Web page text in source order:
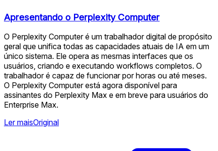
Apresentando o Perplexity Computer
O Perplexity Computer é um trabalhador digital de propósito
geral que unifica todas as capacidades atuais de IA em um
único sistema. Ele opera as mesmas interfaces que os
usuários, criando e executando workflows completos. O
trabalhador é capaz de funcionar por horas ou até meses.
O Perplexity Computer está agora disponível para
assinantes do Perplexity Max e em breve para usuários do
Enterprise Max.
Ler maisOriginal